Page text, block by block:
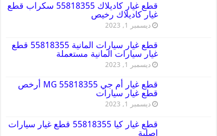
قطع غيار كاديلاك 55818355 سكراب قطع
غيار كاديلاك رخيص
ديسمبر 1, 2023
قطع غيار سيارات المانية 55818355 قطع
غيار سيارات المانية مستعملة
ديسمبر 1, 2023
قطع غيار أم جي MG 55818355 أرخص
قطع غيار سيارات
ديسمبر 1, 2023
قطع غيار كيا 55818355 قطع غيار سيارات
اصلية